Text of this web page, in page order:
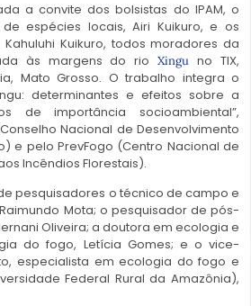
a convite dos bolsistas do IPAM, o
espécies locais, Airi Kuikuro, e os
Kuikuro, todos moradores da
às margens do rioXingu no TIX,
Mato Grosso. O trabalho integra o
determinantes e efeitos sobre a
de importância socioambiental”,
Nacional de Desenvolvimento
e pelo PrevFogo (Centro Nacional de
Incêndios Florestais).
pesquisadores o técnico de campo e
Mota; o pesquisador de pós-
Oliveira; a doutora em ecologia e
do fogo, Letícia Gomes; e o vice-
especialista em ecologia do fogo e
Federal Rural da Amazônia),